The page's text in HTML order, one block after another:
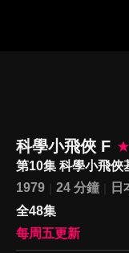
科學小飛俠 F
第10集 科學小飛俠
1979
24 分鐘 日
全48集
每周五更新